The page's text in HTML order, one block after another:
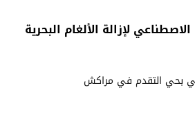
الاصطناعي لإزالة الألغام البحرية